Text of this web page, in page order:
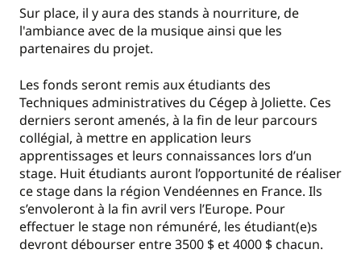
Sur place, il y aura des stands à nourriture, de
l'ambiance avec de la musique ainsi que les
partenaires du projet.
Les fonds seront remis aux étudiants des
Techniques administratives du Cégep à Joliette. Ces
derniers seront amenés, à la fin de leur parcours
collégial, à mettre en application leurs
apprentissages et leurs connaissances lors d’un
stage. Huit étudiants auront l’opportunité de réaliser
ce stage dans la région Vendéennes en France. Ils
s’envoleront à la fin avril vers l’Europe. Pour
effectuer le stage non rémunéré, les étudiant(e)s
devront débourser entre 3500 $ et 4000 $ chacun.